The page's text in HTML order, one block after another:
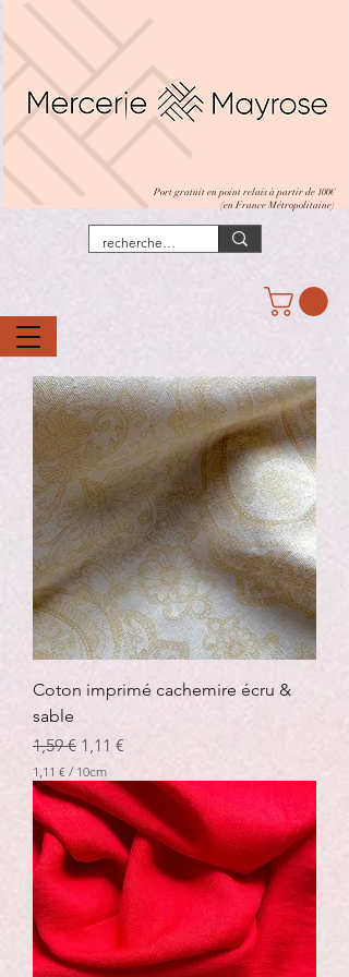
Port gratuit en point relais à partir de 100€
(en France Métropolitaine)
Coton imprimé cachemire écru &
sable
Prix original
1,59 € Prix promotionnel
1,11 €
1,11 € / 10cm
1
,
1
1
€
p
r
1